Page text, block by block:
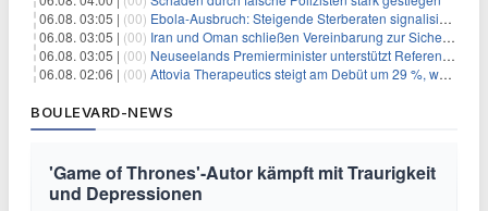
06.08. 03:05 | (00) Ebola-Ausbruch: Steigende Sterberaten signalisieren dringenden Bedarf an verbesserter Gesundheitsinfrastruktur
06.08. 03:05 | (00) Iran und Oman schließen Vereinbarung zur Sicherung des Schiffsverkehrs durch die Straße von Hormuz
06.08. 03:05 | (00) Neuseelands Premierminister unterstützt Referendum über das Wahlsystem: Ein Schritt in Richtung verbesserter demokratischer Beteiligung
06.08. 02:06 | (00) Attovia Therapeutics steigt am Debüt um 29 %, was starkes Investorenvertrauen in biotechnologische Innovation signalisiert
BOULEVARD-NEWS
'Game of Thrones'-Autor kämpft mit Traurigkeit
und Depressionen